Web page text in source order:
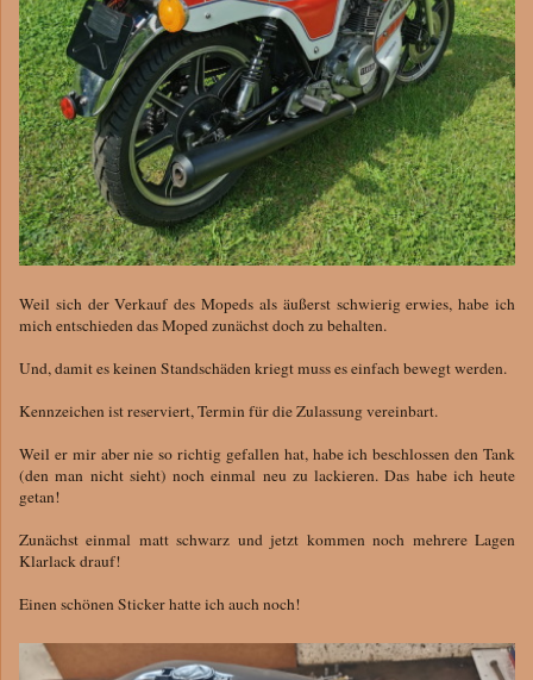
Weil sich der Verkauf des Mopeds als äußerst schwierig erwies, habe ich
mich entschieden das Moped zunächst doch zu behalten.
Und, damit es keinen Standschäden kriegt muss es einfach bewegt werden.
Kennzeichen ist reserviert, Termin für die Zulassung vereinbart.
Weil er mir aber nie so richtig gefallen hat, habe ich beschlossen den Tank
(den man nicht sieht) noch einmal neu zu lackieren. Das habe ich heute
getan!
Zunächst einmal matt schwarz und jetzt kommen noch mehrere Lagen
Klarlack drauf!
Einen schönen Sticker hatte ich auch noch!